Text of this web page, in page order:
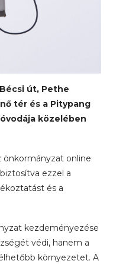
út, Pethe
tér és a Pitypang
közelében
online
ezzel a
és a
kezdeményezése
védi, hanem a
környezetet. A